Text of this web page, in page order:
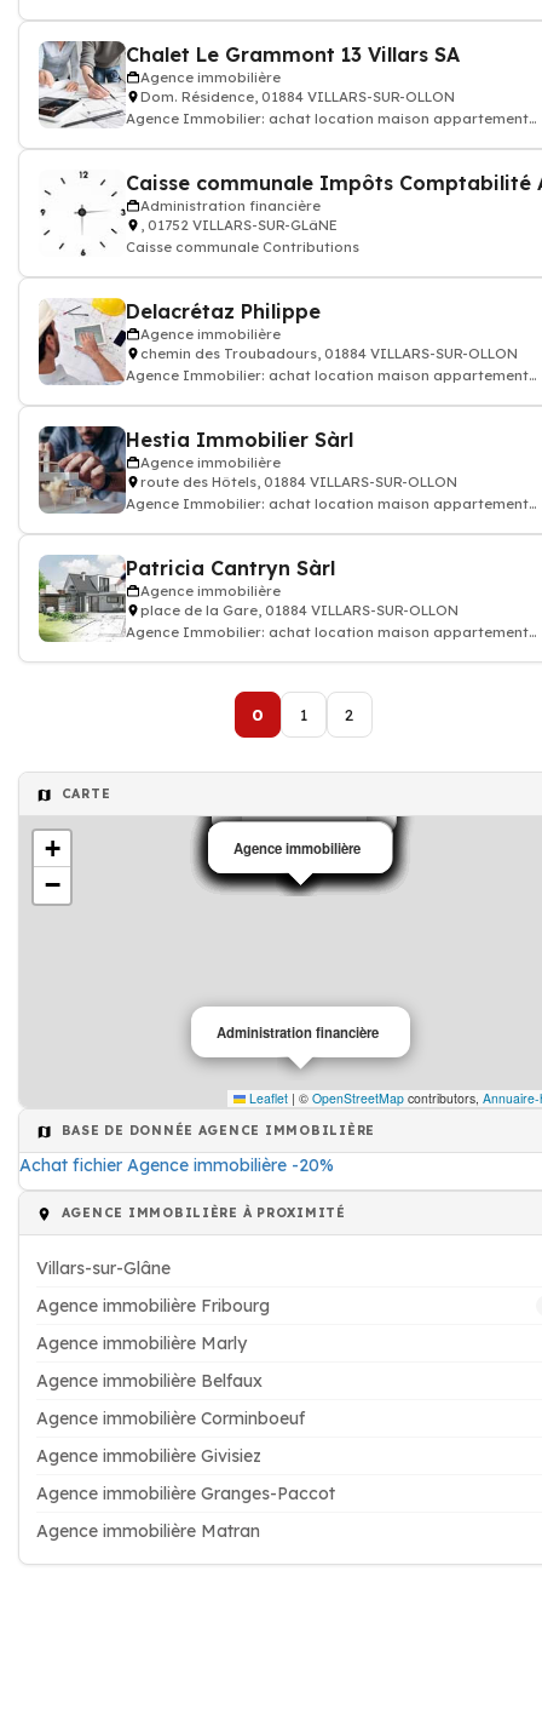
Chalet Le Grammont 13 Villars SA
Agence immobilière
Dom. Résidence, 01884 VILLARS-SUR-OLLON
Agence Immobilier: achat location maison appartement
Administration financière
, 01752 VILLARS-SUR-GLâNE
Caisse communale Contributions
Delacrétaz Philippe
Agence immobilière
chemin des Troubadours, 01884 VILLARS-SUR-OLLON
Agence Immobilier: achat location maison appartement
Hestia Immobilier Sàrl
Agence immobilière
route des Hôtels, 01884 VILLARS-SUR-OLLON
Agence Immobilier: achat location maison appartement
Patricia Cantryn Sàrl
Agence immobilière
place de la Gare, 01884 VILLARS-SUR-OLLON
Agence Immobilier: achat location maison appartement
0 1 2
CARTE
Agence immobilière
Agence immobilière
Agence immobilière
Agence immobilière
Agence immobilière
Agence immobilière
Agence immobilière
Agence immobilière
Administration financière
Agence immobilière
Agence immobilière
Agence immobilière
+
−
Leaflet | © OpenStreetMap contributors,
BASE DE DONNÉE AGENCE IMMOBILIÈRE
Achat fichier Agence immobilière -20%
AGENCE IMMOBILIÈRE À PROXIMITÉ
Villars-sur-Glâne
Agence immobilière Fribourg
Agence immobilière Marly
Agence immobilière Belfaux
Agence immobilière Corminboeuf
Agence immobilière Givisiez
Agence immobilière Granges-Paccot
Agence immobilière Matran